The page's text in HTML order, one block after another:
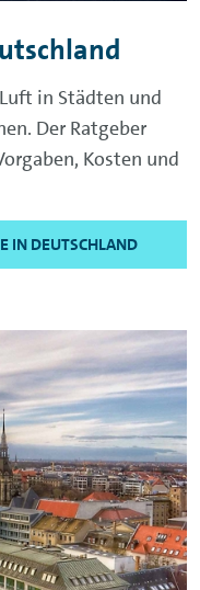
in Städten und
Der Ratgeber
Kosten und
IN DEUTSCHLAND